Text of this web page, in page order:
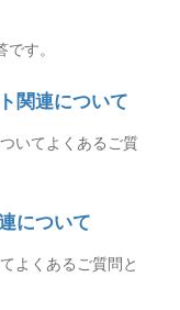
す。
関連について
いてよくあるご質
について
よくあるご質問と